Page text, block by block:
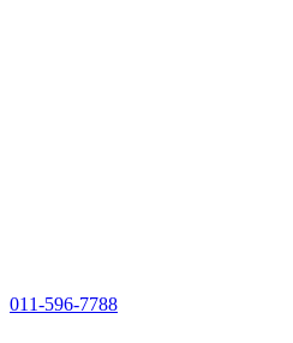
011-596-7788